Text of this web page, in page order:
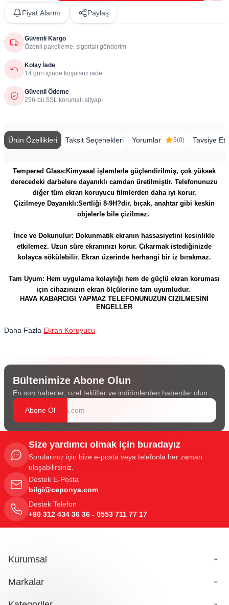
Fiyat Alarmı Paylaş
Güvenli Kargo
Özenli paketleme, sigortalı gönderim
Kolay İade
14 gün içinde koşulsuz iade
Güvenli Ödeme
256-bit SSL korumalı altyapı
Ürün Özellikleri Taksit Seçenekleri Yorumlar 5(0) Tavsiye Et
Tempered Glass: Kimyasal işlemlerle güçlendirilmiş, çok yüksek
derecedeki darbelere dayanıklı camdan üretilmiştir. Telefonunuzu
diğer tüm ekran koruyucu filmlerden daha iyi korur.
Çizilmeye Dayanıklı:Sertliği 8-9H?dir, bıçak, anahtar gibi keskin
objelerle bile çizilmez.
İnce ve Dokunulur: Dokunmatik ekranın hassasiyetini kesinlikle
etkilemez. Uzun süre ekranınızı korur. Çıkarmak istediğinizde
kolayca sökülebilir. Ekran üzerinde herhangi bir iz bırakmaz.
Tam Uyum: Hem uygulama kolaylığı hem de güçlü ekran koruması
için cihazınızın ekran ölçülerine tam uyumludur.
HAVA KABARCIGI YAPMAZ TELEFONUNUZUN CIZILMESİNİ
ENGELLER
Daha Fazla Ekran Koruyucu
Bültenimize Abone Olun
En son haberler, özel teklifler ve indirimlerden haberdar olun.
Abone Ol
Size yardımcı olmak için buradayız
Sorularınız için bize e-posta veya telefonla her zaman
ulaşabilirsiniz.
Destek E-Posta
bilgi@ceponya.com
Destek Telefon
+90 312 434 36 36 - 0553 711 77 17
Kurumsal
Markalar